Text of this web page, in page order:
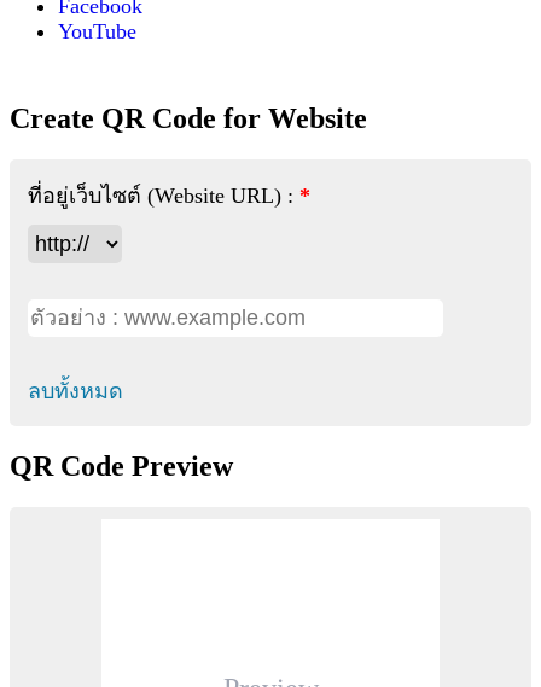
Create QR Code for Website
ที่อยู่เว็บไซต์ (Website URL) : *
ลบทั้งหมด
QR Code Preview
Facebook
YouTube